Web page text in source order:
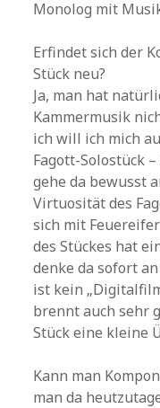
Monolog mit
Erfindet sich der
Stück neu?
Ja, man hat
Kammermusik
ich will ich mich
Fagott-Solostück
gehe da bewusst
Virtuosität des
sich mit
des Stückes hat
denke da sofort
ist kein
brennt auch sehr
Stück eine kleine
Kann man
man da